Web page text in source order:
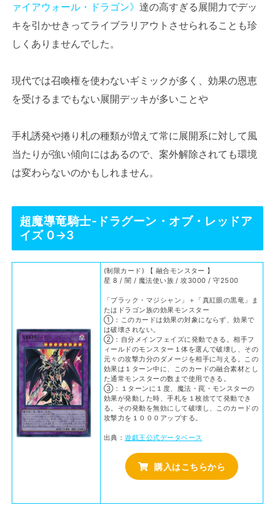
ァイアウォール・ドラゴン》 達の高すぎる展開力でデッ
キを引かせきってライブラリアウトさせられることも珍
しくありませんでした。
現代では召喚権を使わないギミックが多く、効果の恩恵
を受けるまでもない展開デッキが多いことや
手札誘発や捲り札の種類が増えて常に展開系に対して風
当たりが強い傾向にはあるので、案外解除されても環境
は変わらないのかもしれません。
超魔導竜騎士-ドラグーン・オブ・レッドア
イズ 0→3
(制限カード) 【 融合モンスター 】
星 8 / 闇 / 魔法使い族 / 攻3000 / 守2500
「ブラック・マジシャン」＋「真紅眼の黒竜」ま
たはドラゴン族の効果モンスター
①：このカードは効果の対象にならず、効果で
は破壊されない。
②：自分メインフェイズに発動できる。相手フ
ィールドのモンスター１体を選んで破壊し、その
元々の攻撃力分のダメージを相手に与える。この
効果は１ターン中に、このカードの融合素材とし
た通常モンスターの数まで使用できる。
③：１ターンに１度、魔法・罠・モンスターの
効果が発動した時、手札を１枚捨てて発動でき
る。その発動を無効にして破壊し、このカードの
攻撃力を１０００アップする。
出典：遊戯王公式データベース
購入はこちらから